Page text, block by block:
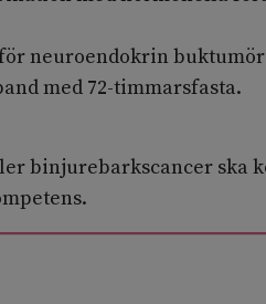
neuroendokrin buktumör
med 72-timmarsfasta.
binjurebarkscancer